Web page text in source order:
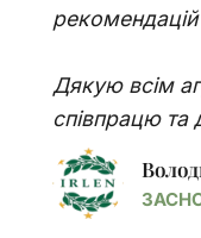
рекомендацій
Дякую всім
співпрацю та